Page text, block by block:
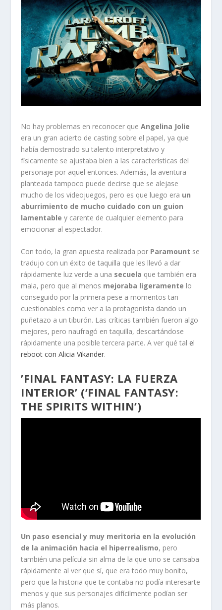
No hay problemas en reconocer queAngelina Jolie
era un gran acierto de casting sobre el papel, ya que
había demostrado su talento interpretativo y
físicamente se ajustaba bien a las características del
personaje por aquel entonces. Además, la aventura
planteada tampoco puede decirse que se alejase
mucho de los videojuegos, pero es que luego era un
aburrimiento de mucho cuidado con un guion
lamentable y carente de cualquier elemento para
emocionar al espectador.
Con todo, la gran apuesta realizada por Paramount se
tradujo con un éxito de taquilla que les llevó a dar
rápidamente luz verde a una secuela que también era
mala, pero que al menos mejoraba ligeramente lo
conseguido por la primera pese a momentos tan
cuestionables como ver a la protagonista dando un
puñetazo a un tiburón. Las críticas también fueron algo
mejores, pero naufragó en taquilla, descartándose
rápidamente una posible tercera parte. A ver qué talel
reboot con Alicia Vikander.
’FINAL FANTASY: LA FUERZA
INTERIOR’ (‘FINAL FANTASY:
THE SPIRITS WITHIN’)
Un paso esencial y muy meritoria en la evolución
de la animación hacia el hiperrealismo, pero
también una película sin alma de la que uno se cansaba
rápidamente al ver que sí, que era todo muy bonito,
pero que la historia que te contaba no podía interesarte
menos y que sus personajes difícilmente podían ser
más planos.